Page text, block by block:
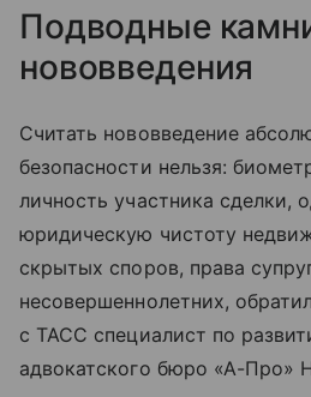
Подводные
нововведения
Считать нововведение
безопасности нельзя:
личность участника сделки,
юридическую чистоту
скрытых споров, права
несовершеннолетних,
с ТАСС специалист по
адвокатского бюро «А-Про»